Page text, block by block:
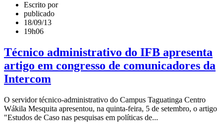
Escrito por
publicado
18/09/13
19h06
Técnico administrativo do IFB apresenta
artigo em congresso de comunicadores da
Intercom
O servidor técnico-administrativo do Campus Taguatinga Centro
Wákila Mesquita apresentou, na quinta-feira, 5 de setembro, o artigo
"Estudos de Caso nas pesquisas em políticas de...